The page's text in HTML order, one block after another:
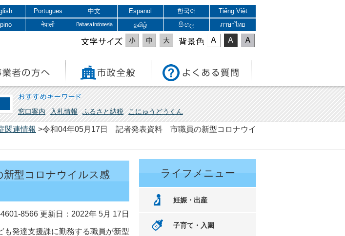
Portugues 中文 Espanol 한국어
Tiếng Việt
नेपाली Bahasa Indonesia தமிழ் සිංහල ภาษาไทย
文字サイズ 表示色
おすすめキーワード
窓口案内 入札情報 ふるさと納税 こにゅうどうくん
関連情報 >令和04年05月17日 記者発表資料 市職員の新型コロナウイ
型コロナウイルス感
8566 更新日：2022年 5月 17日
発達支援課に勤務する職員が新型
ライフメニュー
妊娠・出産
子育て・入園